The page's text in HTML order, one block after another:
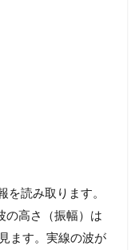
を読み取ります。
の高さ（振幅）は
ます。実線の波が